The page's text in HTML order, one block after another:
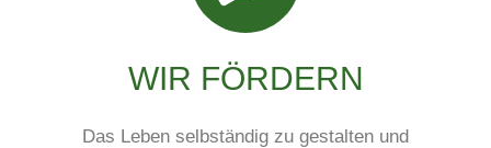
WIR FÖRDERN
Das Leben selbständig zu gestalten und